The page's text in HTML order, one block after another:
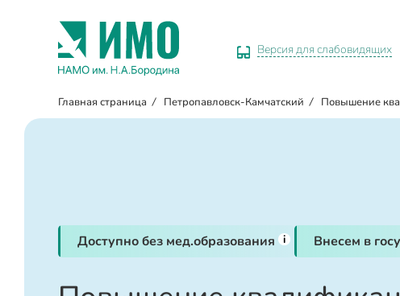
Версия для слабовидящих
Главная страница / Петропавловск-Камчатский / Повышение
Доступно без мед.образования i Внесем в